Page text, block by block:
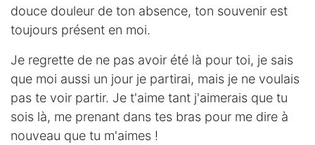
douce douleur de ton absence, ton souvenir est
toujours présent en moi.
Je regrette de ne pas avoir été là pour toi, je sais
que moi aussi un jour je partirai, mais je ne voulais
pas te voir partir. Je t'aime tant j'aimerais que tu
sois là, me prenant dans tes bras pour me dire à
nouveau que tu m'aimes !